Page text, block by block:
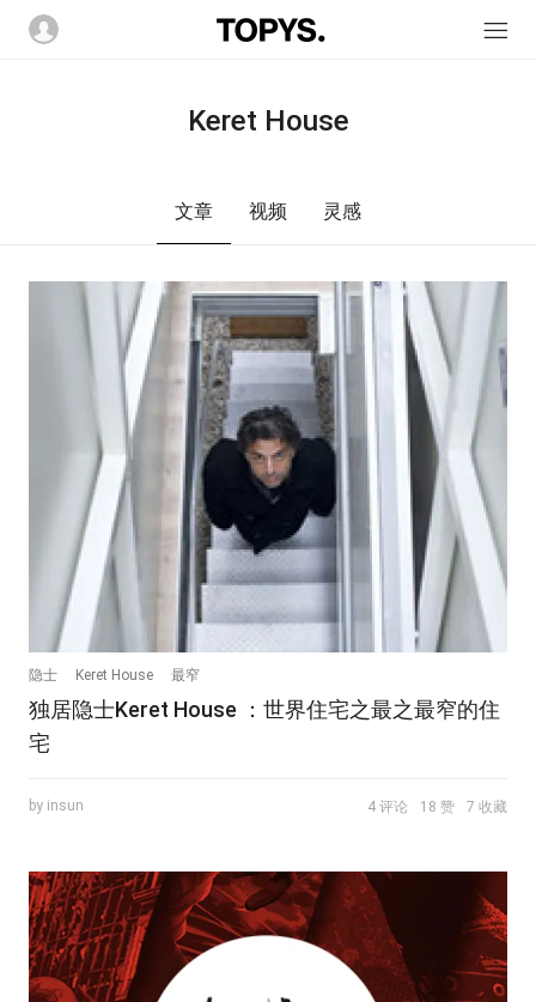
Keret House
文章 视频 灵感
隐士 Keret House 最窄
独居隐士Keret House ：世界住宅之最之最窄的住
宅
by insun 4 评论 18 赞 7 收藏